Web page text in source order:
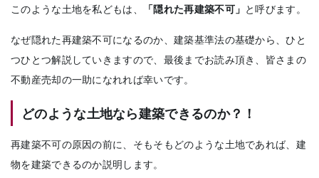
このような土地を私どもは、 「隠れた再建築不可」 と呼びます。
なぜ隠れた再建築不可になるのか、建築基準法の基礎から、ひと
つひとつ解説していきますので、最後までお読み頂き、皆さまの
不動産売却の一助になれれば幸いです。
どのような土地なら建築できるのか？！
再建築不可の原因の前に、そもそもどのような土地であれば、建
物を建築できるのか説明します。